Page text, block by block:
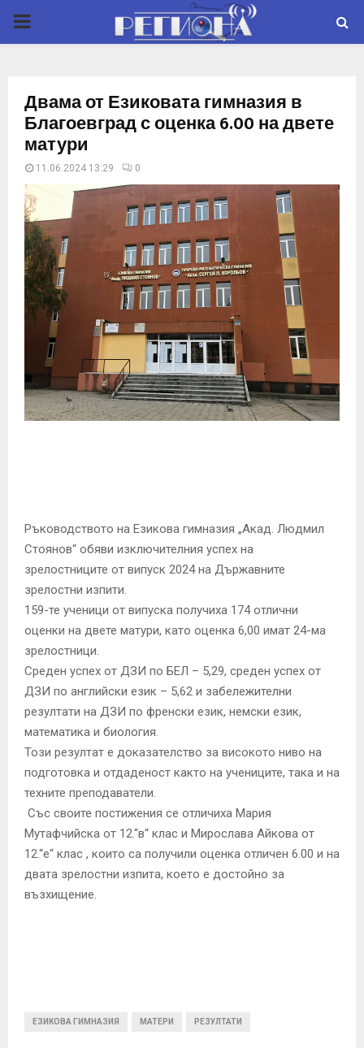
P
M
A
R
Y
E
N
Двама от Езиковата гимназия в
Благоевград с оценка 6.00 на двете
матури
11.06.2024 13:29 0
Ръководството на Езикова гимназия „Акад. Людмил
Стоянов“ обяви изключителния успех на
зрелостниците от випуск 2024 на Държавните
зрелостни изпити.
159-те ученици от випуска получиха 174 отлични
оценки на двете матури, като оценка 6,00 имат 24-ма
зрелостници.
Среден успех от ДЗИ по БЕЛ – 5,29, среден успех от
ДЗИ по английски език – 5,62 и забележителни
резултати на ДЗИ по френски език, немски език,
математика и биология.
Този резултат е доказателство за високото ниво на
подготовка и отдаденост както на учениците, така и на
техните преподаватели.
Със своите постижения се отличиха Мария
Мутафчийска от 12.“в“ клас и Мирослава Айкова от
12.“е“ клас , които са получили оценка отличен 6.00 и на
двата зрелостни изпита, което е достойно за
възхищение.
ЕЗИКОВА ГИМНАЗИЯ МАТЕРИ РЕЗУЛТАТИ